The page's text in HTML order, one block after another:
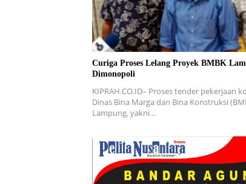
Curiga Proses Lelang Proyek BMBK
Dimonopoli
KIPRAH.CO.ID– Proses tender pekerjaan
Dinas Bina Marga dan Bina Konstruksi
Lampung, yakni…